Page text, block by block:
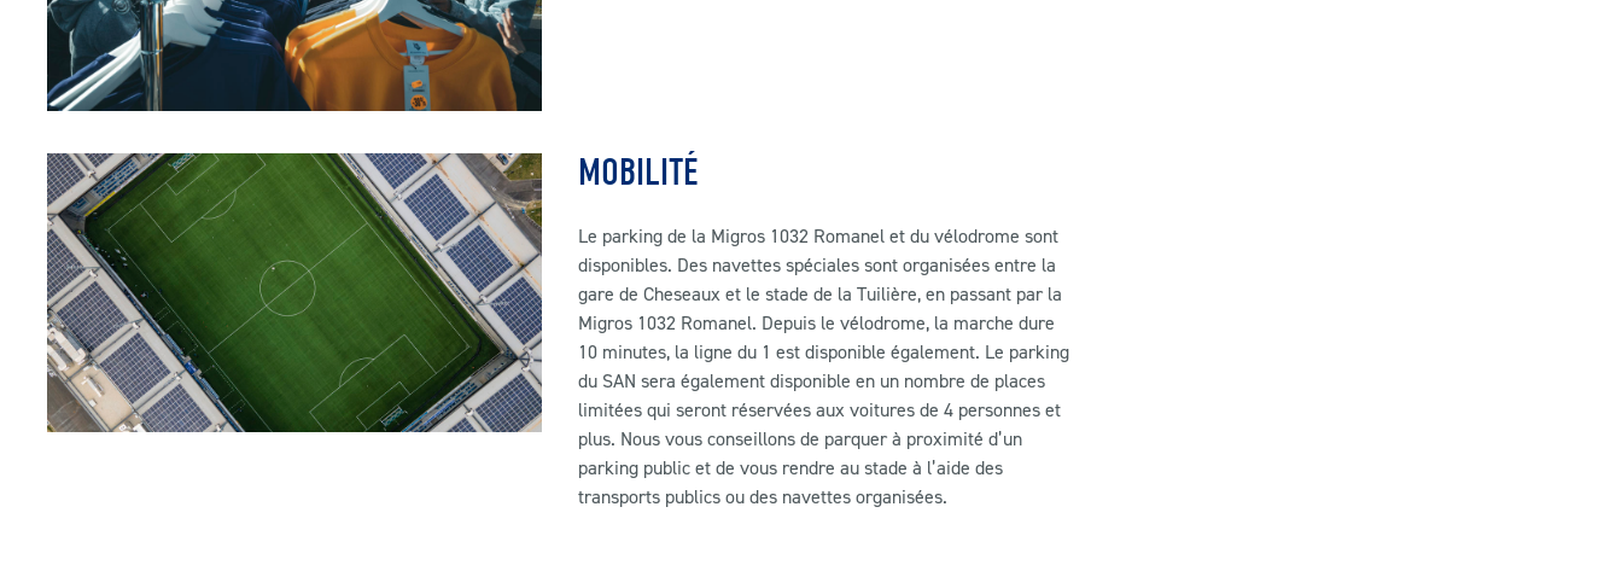
MOBILITÉ
Le parking de la Migros 1032 Romanel et du vélodrome sont
disponibles. Des navettes spéciales sont organisées entre la
gare de Cheseaux et le stade de la Tuilière, en passant par la
Migros 1032 Romanel. Depuis le vélodrome, la marche dure
10 minutes, la ligne du 1 est disponible également. Le parking
du SAN sera également disponible en un nombre de places
limitées qui seront réservées aux voitures de 4 personnes et
plus. Nous vous conseillons de parquer à proximité d’un
parking public et de vous rendre au stade à l’aide des
transports publics ou des navettes organisées.